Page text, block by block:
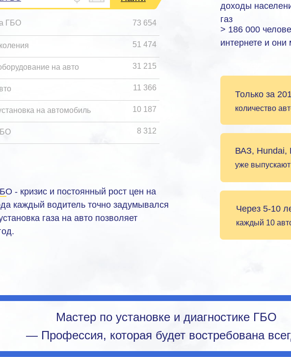
доходы
газ
> 186 000
интернете и они
- кризис и постоянный рост цен на
каждый водитель точно задумывался
газа на авто позволяет
Только за
количество
ВАЗ, Hundai,
уже
Через 5-10
каждый 10
ГБО
на авто
на автомобиль
Мастер по установке и диагностике ГБО
— Профессия, которая будет востребована
73 654
51 474
31 215
11 366
10 187
8 312